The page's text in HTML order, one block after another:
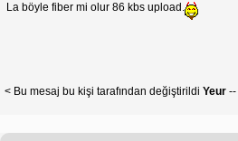
La böyle fiber mi olur 86 kbs upload.
< Bu mesaj bu kişi tarafından değiştirildi Yeur --